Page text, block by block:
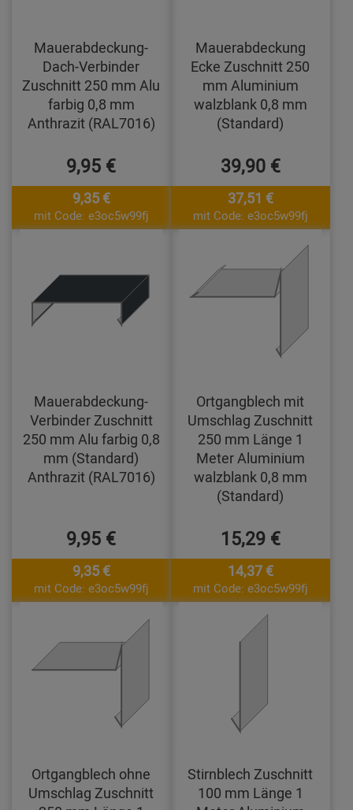
Mauerabdeckung-
Dach-Verbinder
Zuschnitt 250 mm Alu
farbig 0,8 mm
Anthrazit (RAL7016)
9,95 €
9,35 €
mit Code: e3oc5w99fj
Mauerabdeckung
Ecke Zuschnitt 250
mm Aluminium
walzblank 0,8 mm
(Standard)
39,90 €
37,51 €
mit Code: e3oc5w99fj
Mauerabdeckung-
Verbinder Zuschnitt
250 mm Alu farbig 0,8
mm (Standard)
Anthrazit (RAL7016)
9,95 €
9,35 €
mit Code: e3oc5w99fj
Ortgangblech mit
Umschlag Zuschnitt
250 mm Länge 1
Meter Aluminium
walzblank 0,8 mm
(Standard)
15,29 €
14,37 €
mit Code: e3oc5w99fj
Ortgangblech ohne
Umschlag Zuschnitt
Stirnblech Zuschnitt
100 mm Länge 1